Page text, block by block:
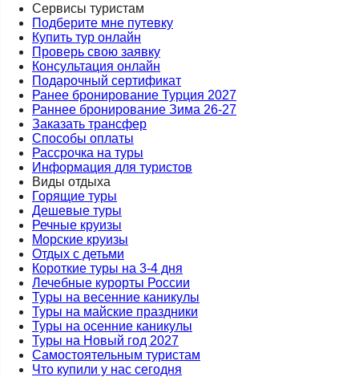
Сервисы туристам
Подберите мне путевку
Купить тур онлайн
Проверь свою заявку
Консультация онлайн
Подарочный сертификат
Ранее бронирование Турция 2027
Раннее бронирование Зима 26-27
Заказать трансфер
Способы оплаты
Рассрочка на туры
Информация для туристов
Виды отдыха
Горящие туры
Дешевые туры
Речные круизы
Морские круизы
Отдых с детьми
Короткие туры на 3-4 дня
Лечебные курорты России
Туры на весенние каникулы
Туры на майские праздники
Туры на осенние каникулы
Туры на Новый год 2027
Самостоятельным туристам
Что купили у нас сегодня